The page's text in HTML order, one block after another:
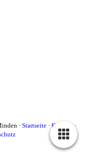
· Startseite · Kontakt·